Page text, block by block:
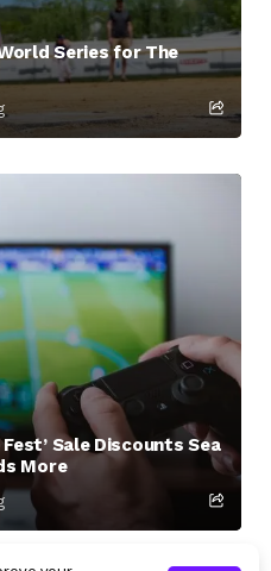
Series for The
Sale Discounts Sea
More